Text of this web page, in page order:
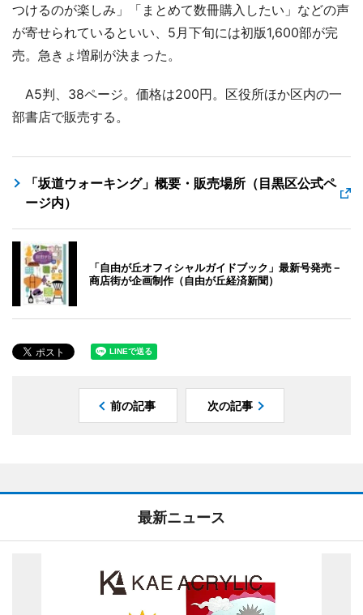
つけるのが楽しみ」「まとめて数冊購入したい」などの声
が寄せられているといい、5月下旬には初版1,600部が完
売。急きょ増刷が決まった。
A5判、38ページ。価格は200円。区役所ほか区内の一
部書店で販売する。
「坂道ウォーキング」概要・販売場所（目黒区公式ペ
ージ内）
「自由が丘オフィシャルガイドブック」最新号発売－
商店街が企画制作（自由が丘経済新聞）
前の記事 次の記事
最新ニュース